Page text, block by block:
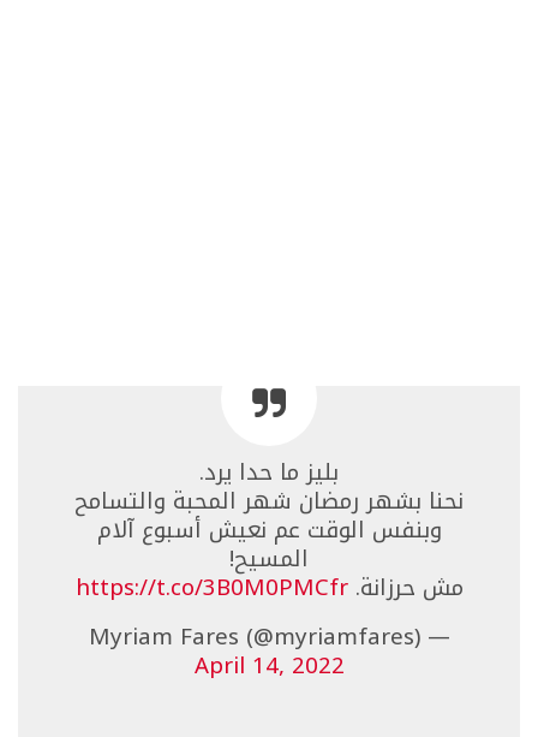
بليز ما حدا يرد.
نحنا بشهر رمضان شهر المحبة والتسامح
وبنفس الوقت عم نعيش أسبوع آلام
المسيح!
مش حرزانة.https://t.co/3B0M0PMCfr
— Myriam Fares (@myriamfares)
April 14, 2022